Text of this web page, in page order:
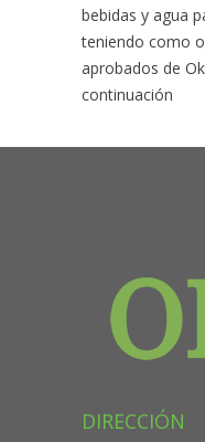
bebidas y agua
teniendo como
aprobados de
continuación
DIRECCIÓN